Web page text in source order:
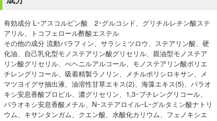
有効成分 Lｰアスコルビン酸 2ｰグルコシド、グリチルレチン酸ステ
アリル、トコフェロール酢酸エステル
その他の成分 流動パラフィン、サラシミツロウ、ステアリン酸、硬
化油、自己乳化型モノステアリン酸グリセリル、親油型モノステア
リン酸グリセリル、べヘニルアルコール、モノステアリン酸ポリエ
チレングリコール、吸着精製ラノリン、メチルポリシロキサン、メ
マツヨイグサ抽出液、油溶性甘草エキス(2)、海藻エキス(5)、パラオ
キシ安息香酸プロピル、濃グリセリン、1,3ｰブチレングリコール、
パラオキシ安息香酸メチル、NｰステアロイルｰLｰグルタミン酸ナトリ
ウム、キサンタンガム、クエン酸、水酸化カリウム、フェノキシエ